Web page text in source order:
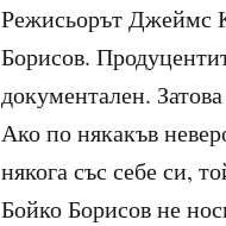
Режисьорът Джеймс
Борисов.
документален.
Ако по някакъв
някога със себе си,
Бойко Борисов не